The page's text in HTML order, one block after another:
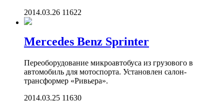
2014.03.26 11622
Mercedes Benz Sprinter
Переоборудование микроавтобуса из грузового в
автомобиль для мотоспорта. Установлен салон-
трансформер «Ривьера».
2014.03.25 11630